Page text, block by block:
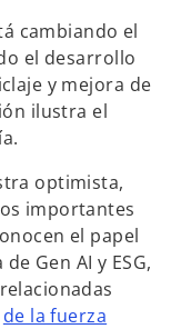
cambiando el
el desarrollo
y mejora de
ilustra el
optimista,
importantes
el papel
Gen AI y ESG,
de la fuerza